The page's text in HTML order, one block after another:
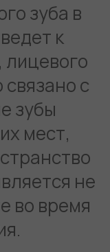
зуба в
к
с
зубы
мест,
не
во время